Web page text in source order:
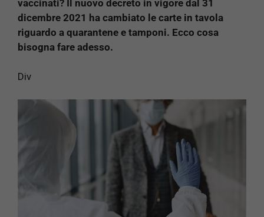
vaccinati? Il nuovo decreto in vigore dal 31
dicembre 2021 ha cambiato le carte in tavola
riguardo a quarantene e tamponi. Ecco cosa
bisogna fare adesso.
Div